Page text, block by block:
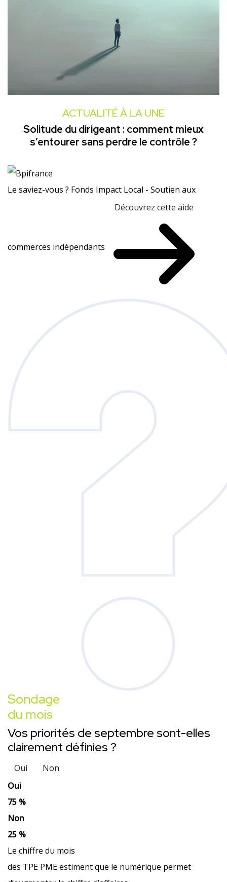
ACTUALITÉ À LA UNE
Solitude du dirigeant : comment mieux
s’entourer sans perdre le contrôle ?
Le saviez-vous ? Fonds Impact Local - Soutien aux
commerces indépendants
Découvrez cette aide
Sondage
du mois
Vos priorités de septembre sont-elles
clairement définies ?
Oui
Non
Oui
75 %
Non
25 %
Le chiffre du mois
des TPE PME estiment que le numérique permet